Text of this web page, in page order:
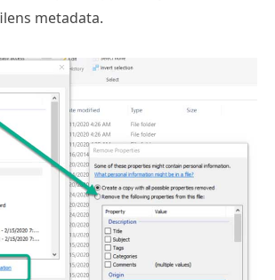
metadata.